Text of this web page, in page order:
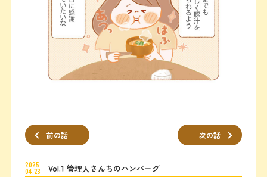
前の話 次の話
2025
04.23 Vol.1 管理人さんちのハンバーグ